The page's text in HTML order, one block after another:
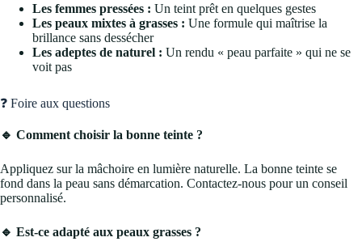
Les femmes pressées : Un teint prêt en quelques gestes
Les peaux mixtes à grasses : Une formule qui maîtrise la
brillance sans dessécher
Les adeptes de naturel : Un rendu « peau parfaite » qui ne se
voit pas
❓ Foire aux questions
🔹 Comment choisir la bonne teinte ?
Appliquez sur la mâchoire en lumière naturelle. La bonne teinte se
fond dans la peau sans démarcation. Contactez-nous pour un conseil
personnalisé.
🔹 Est-ce adapté aux peaux grasses ?